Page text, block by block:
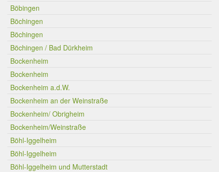
Böbingen
Böchingen
Böchingen
Böchingen / Bad Dürkheim
Bockenheim
Bockenheim
Bockenheim a.d.W.
Bockenheim an der Weinstraße
Bockenheim/ Obrigheim
Bockenheim/Weinstraße
Böhl-Iggelheim
Böhl-Iggelheim
Böhl-Iggelheim und Mutterstadt